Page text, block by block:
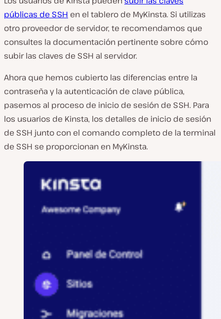
públicas de SSH en el tablero de MyKinsta. Si utilizas
otro proveedor de servidor, te recomendamos que
consultes la documentación pertinente sobre cómo
subir las claves de SSH al servidor.
Ahora que hemos cubierto las diferencias entre la
contraseña y la autenticación de clave pública,
pasemos al proceso de inicio de sesión de SSH. Para
los usuarios de Kinsta, los detalles de inicio de sesión
de SSH junto con el comando completo de la terminal
de SSH se proporcionan en MyKinsta.